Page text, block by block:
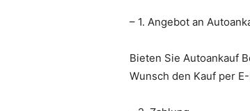
– 1. Angebot an
Bieten Sie Autoankauf
Wunsch den Kauf per